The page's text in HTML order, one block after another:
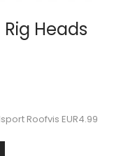
Heads
Roofvis EUR4.99